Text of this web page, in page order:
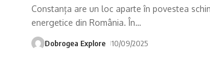
Constanța are un loc aparte în povestea
energetice din România. În…
Dobrogea Explore 10/09/2025